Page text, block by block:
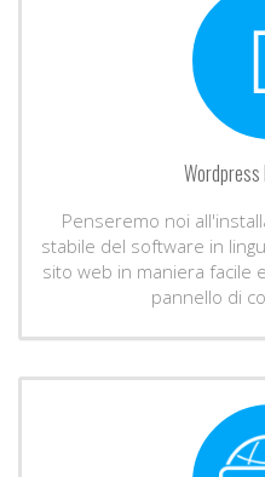
Penseremo noi
stabile del software in
sito web in maniera facile
pannello di